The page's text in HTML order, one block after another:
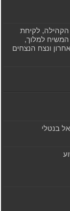
הקהילה, לקיחת
למלוך,
ונצח הנצחים